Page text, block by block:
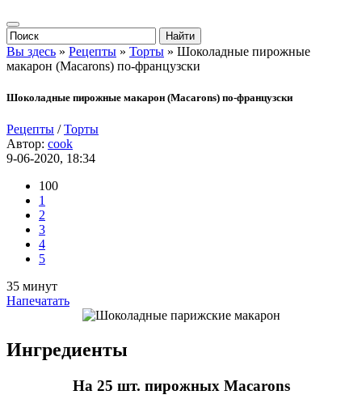
Вы здесь » Рецепты » Торты » Шоколадные пирожные
макарон (Macarons) по-французски
Шоколадные пирожные макарон (Macarons) по-французски
Рецепты /Торты
Автор: cook
9-06-2020, 18:34
100
1
2
3
4
5
35 минут
Напечатать
Ингредиенты
На 25 шт. пирожных Macarons